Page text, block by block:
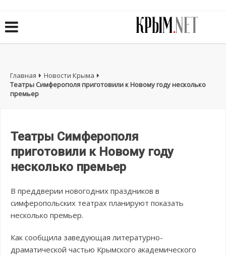
Главная
Новости Крыма
Театры Симферополя приготовили к Новому году несколько
премьер
Театры Симферополя
приготовили к Новому году
несколько премьер
В преддверии новогодних праздников в
симферопольских театрах планируют показать
несколько премьер.
Как сообщила заведующая литературно-
драматической частью Крымского академического